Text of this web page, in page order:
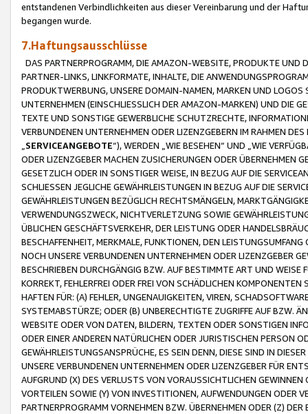
entstandenen Verbindlichkeiten aus dieser Vereinbarung und der
begangen wurde.
7.Haftungsausschlüsse
DAS PARTNERPROGRAMM, DIE AMAZON-WEBSITE, PRODUKTE UND
PARTNER-LINKS, LINKFORMATE, INHALTE, DIE
PRODUKTWERBUNG, UNSERE DOMAIN-NAMEN, MARKEN UND
UNTERNEHMEN (EINSCHLIESSLICH DER AMAZON-MARKEN) UND DIE
TEXTE UND SONSTIGE GEWERBLICHE SCHUTZRECHTE,
VERBUNDENEN UNTERNEHMEN ODER LIZENZGEBERN IM RAHMEN
SERVICEANGEBOTE“), WERDEN „WIE BESEHEN“ UND „WIE
ODER LIZENZGEBER MACHEN ZUSICHERUNGEN ODER ÜBERNEHMEN
GESETZLICH ODER IN SONSTIGER WEISE, IN BEZUG AUF DIE
SCHLIESSEN JEGLICHE GEWÄHRLEISTUNGEN IN BEZUG AUF DIE
GEWÄHRLEISTUNGEN BEZÜGLICH RECHTSMÄNGELN,
VERWENDUNGSZWECK, NICHTVERLETZUNG SOWIE
ÜBLICHEN GESCHÄFTSVERKEHR, DER LEISTUNG ODER
BESCHAFFENHEIT, MERKMALE, FUNKTIONEN, DEN
NOCH UNSERE VERBUNDENEN UNTERNEHMEN ODER LIZENZGEBER
BESCHRIEBEN DURCHGÄNGIG BZW. AUF BESTIMMTE ART UND
KORREKT, FEHLERFREI ODER FREI VON SCHÄDLICHEN
HAFTEN FÜR: (A) FEHLER, UNGENAUIGKEITEN, VIREN,
SYSTEMABSTÜRZE; ODER (B) UNBERECHTIGTE ZUGRIFFE AUF BZW.
WEBSITE ODER VON DATEN, BILDERN, TEXTEN ODER SONSTIGEN
ODER EINER ANDEREN NATÜRLICHEN ODER JURISTISCHEN PERSON
GEWÄHRLEISTUNGSANSPRÜCHE, ES SEIN DENN, DIESE SIND IN
UNSERE VERBUNDENEN UNTERNEHMEN ODER LIZENZGEBER FÜR
AUFGRUND (X) DES VERLUSTS VON VORAUSSICHTLICHEN
VORTEILEN SOWIE (Y) VON INVESTITIONEN, AUFWENDUNGEN ODER
PARTNERPROGRAMM VORNEHMEN BZW. ÜBERNEHMEN ODER (Z)